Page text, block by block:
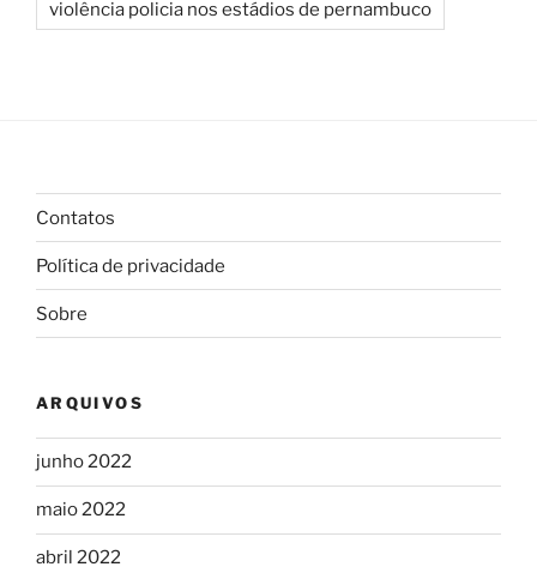
violência policia nos estádios de pernambuco
Contatos
Política de privacidade
Sobre
ARQUIVOS
junho 2022
maio 2022
abril 2022